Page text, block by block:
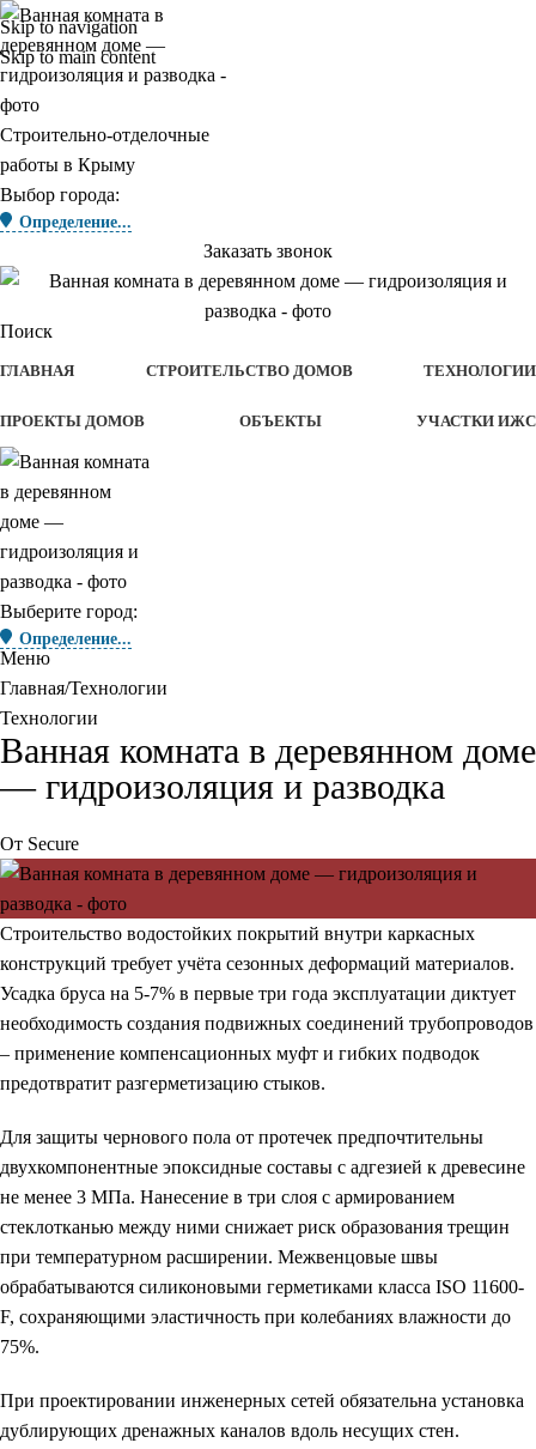
Skip to navigation
Skip to main content
Строительно-отделочные
работы в Крыму
Выбор города:
Определение...
Заказать звонок
Поиск
ГЛАВНАЯ СТРОИТЕЛЬСТВО ДОМОВ ТЕХНОЛОГИИ
ПРОЕКТЫ ДОМОВ ОБЪЕКТЫ УЧАСТКИ ИЖС
Выберите город:
Определение...
Меню
Главная Технологии
Технологии
Ванная комната в деревянном доме
— гидроизоляция и разводка
От Secure
Строительство водостойких покрытий внутри каркасных
конструкций требует учёта сезонных деформаций материалов.
Усадка бруса на 5-7% в первые три года эксплуатации диктует
необходимость создания подвижных соединений трубопроводов
– применение компенсационных муфт и гибких подводок
предотвратит разгерметизацию стыков.
Для защиты чернового пола от протечек предпочтительны
двухкомпонентные эпоксидные составы с адгезией к древесине
не менее 3 МПа. Нанесение в три слоя с армированием
стеклотканью между ними снижает риск образования трещин
при температурном расширении. Межвенцовые швы
обрабатываются силиконовыми герметиками класса ISO 11600-
F, сохраняющими эластичность при колебаниях влажности до
75%.
При проектировании инженерных сетей обязательна установка
дублирующих дренажных каналов вдоль несущих стен.